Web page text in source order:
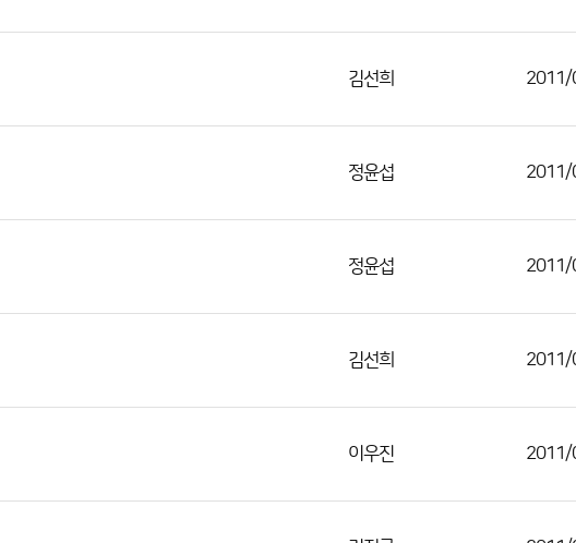
김선희 2011/
정윤섭 2011/
정윤섭 2011/
김선희 2011/
이우진 2011/